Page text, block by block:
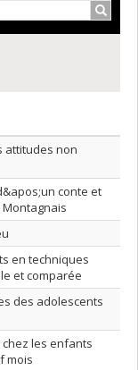
attitudes non
conte et
en techniques
et comparée
des adolescents
les enfants
mois